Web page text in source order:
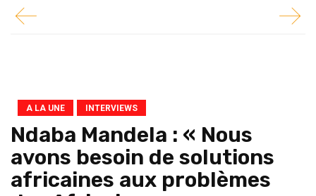
A LA UNE INTERVIEWS
Ndaba Mandela : « Nous
avons besoin de solutions
africaines aux problèmes